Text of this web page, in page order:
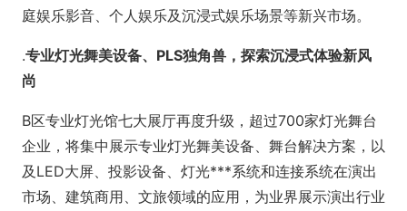
庭娱乐影音、个人娱乐及沉浸式娱乐场景等新兴市场。
.专业灯光舞美设备、PLS独角兽，探索沉浸式体验新风
尚
B区专业灯光馆七大展厅再度升级，超过700家灯光舞台
企业，将集中展示专业灯光舞美设备、舞台解决方案，以
及LED大屏、投影设备、灯光***系统和连接系统在演出
市场、建筑商用、文旅领域的应用，为业界展示演出行业